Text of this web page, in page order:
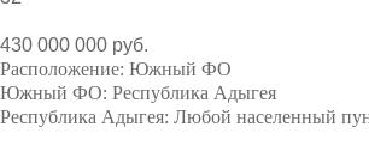
430 000 000 руб.
Расположение: Южный ФО
Южный ФО: Республика Адыгея
Республика Адыгея: Любой населенный